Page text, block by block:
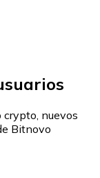
crypto, nuevos
Bitnovo